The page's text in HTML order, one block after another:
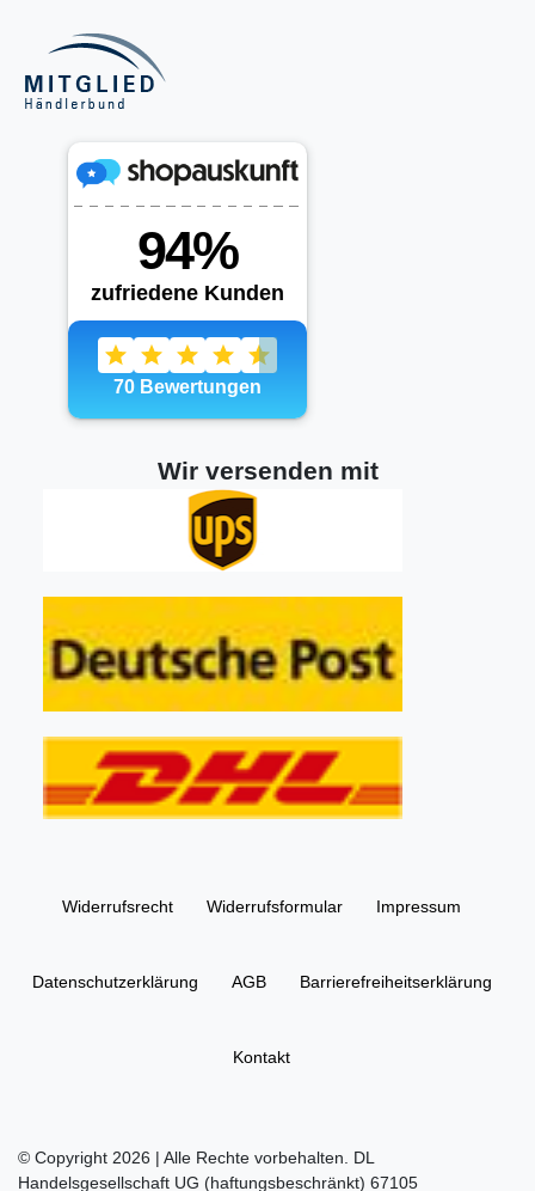
Wir versenden mit
Widerrufs­recht Widerrufs­formular Impressum
Daten­schutz­erklärung AGB Barrierefreiheitserklärung
Kontakt
© Copyright 2026 | Alle Rechte vorbehalten. DL
Handelsgesellschaft UG (haftungsbeschränkt) 67105